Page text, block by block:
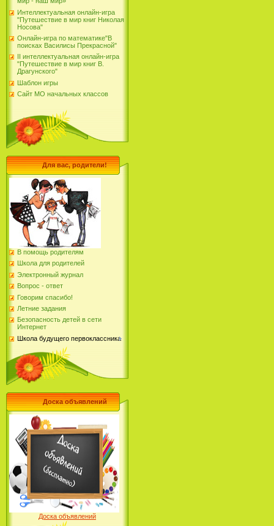
Интеллектуальная онлайн-игра
"Путешествие в мир книг Николая
Носова"
Онлайн-игра по математике"В
поисках Василисы Прекрасной"
II интеллектуальная онлайн-игра
"Путешествие в мир книг В.
Драгунского"
Шаблон игры
Сайт МО начальных классов
Для вас, родители!
В помощь родителям
Школа для родителей
Электронный журнал
Вопрос - ответ
Говорим спасибо!
Летние задания
Безопасность детей в сети
Интернет
Школа будущего первоклассника
Доска объявлений
Доска объявлений